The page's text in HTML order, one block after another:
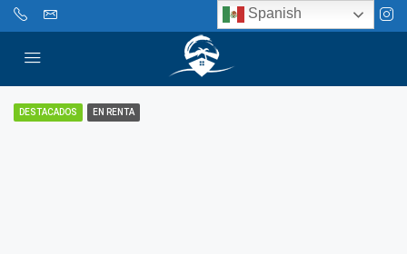
DESTACADOS EN RENTA
Spanish